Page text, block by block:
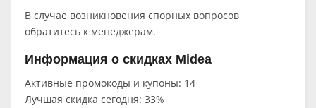
В случае возникновения спорных вопросов
обратитесь к менеджерам.
Информация о скидках Midea
Активные промокоды и купоны: 14
Лучшая скидка сегодня: 33%